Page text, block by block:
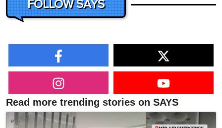
FOLLOW SAYS
Read more trending stories on SAYS